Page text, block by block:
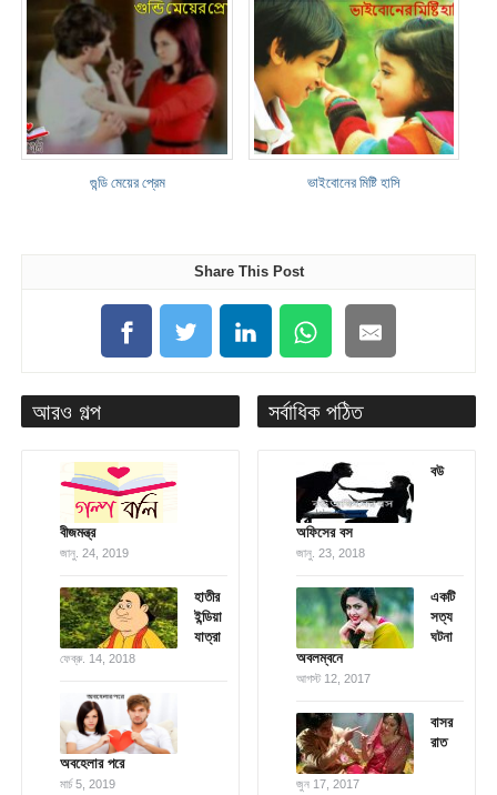
গুন্ডি মেয়ের প্রেম ভাইবোনের মিষ্টি হাসি
Share This Post
আরও গল্প
বীজমন্ত্র
জানু. 24, 2019
হাতীর
ইন্ডিয়া
যাত্রা
ফেব্রু. 14, 2018
অবহেলার পরে
মার্চ 5, 2019
সর্বাধিক পঠিত
বউ
অফিসের বস
জানু. 23, 2018
একটি
সত্য
ঘটনা
অবলম্বনে
আগস্ট 12, 2017
বাসর
রাত
জুন 17, 2017